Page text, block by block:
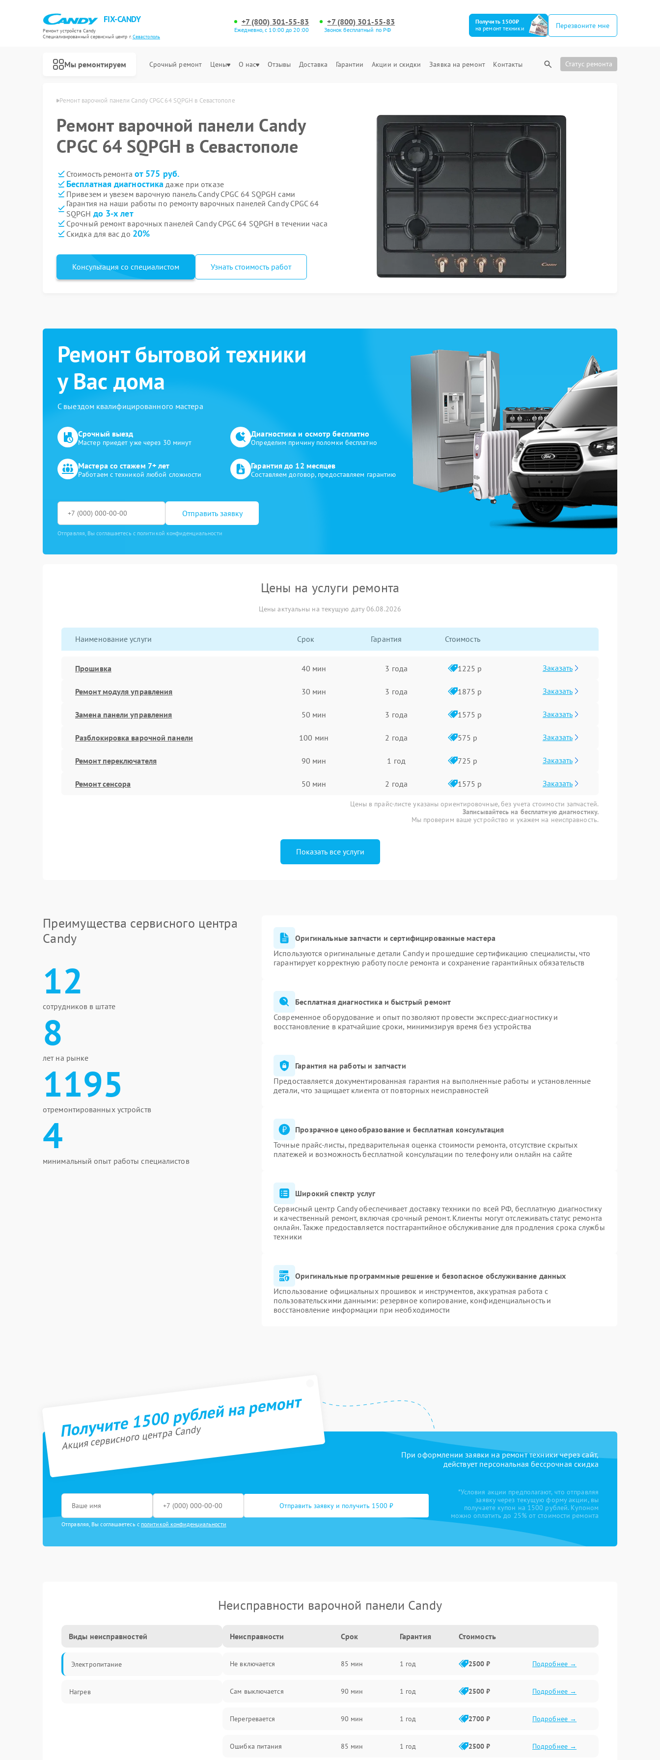
FIX-CANDY
Ремонт устройств Candy
Специализированный cервисный центр г.Севастополь
+7 (800) 301-55-83
Ежедневно, с 10:00 до 20:00
+7 (800) 301-55-83
Звонок бесплатный по РФ
Получить 1500₽
на ремонт техники
Перезвоните мне
Мы ремонтируем Срочный ремонт Цены О нас Отзывы Доставка Гарантии Акции и скидки Заявка на ремонт Контакты Статус ремонта
в Севастополе Ремонт варочной панели Candy CPGC 64 SQPGH в Севастополе
Ремонт варочной панели Candy
CPGC 64 SQPGH в Севастополе
Стоимость ремонта от 575 руб.
Бесплатная диагностика даже при отказе
Привезем и увезем варочную панель Candy CPGC 64 SQPGH сами
Гарантия на наши работы по ремонту варочных панелей Candy CPGC 64
SQPGH до 3-х лет
Срочный ремонт варочных панелей Candy CPGC 64 SQPGH в течении часа
Скидка для вас до 20%
Консультация со специалистом Узнать стоимость работ
Ремонт бытовой техники
у Вас дома
С выездом квалифицированного мастера
Срочный выезд
Мастер приедет уже через 30 минут
Диагностика и осмотр бесплатно
Определим причину поломки бесплатно
Мастера со стажем 7+ лет
Работаем с техникой любой сложности
Гарантия до 12 месяцев
Составляем договор, предоставляем гарантию
Отправить заявку
Отправляя, Вы соглашаетесь с политикой конфиденциальности
Цены на услуги ремонта
Цены актуальны на текущую дату 06.08.2026
Наименование услуги Срок Гарантия Стоимость
Прошивка 40 мин 3 года 1225 р Заказать
Ремонт модуля управления 30 мин 3 года 1875 р Заказать
Замена панели управления 50 мин 3 года 1575 р Заказать
Разблокировка варочной панели 100 мин 2 года 575 р Заказать
Ремонт переключателя 90 мин 1 год 725 р Заказать
Ремонт сенсора 50 мин 2 года 1575 р Заказать
Цены в прайс-листе указаны ориентировочные, без учета стоимости запчастей.
Записывайтесь на бесплатную диагностику.
Мы проверим ваше устройство и укажем на неисправность.
Показать все услуги
Преимущества сервисного центра
Candy
12
сотрудников в штате
8
лет на рынке
1195
отремонтированных устройств
4
минимальный опыт работы специалистов
Оригинальные запчасти и сертифицированные мастера
Используются оригинальные детали Candy и прошедшие сертификацию специалисты, что
гарантирует корректную работу после ремонта и сохранение гарантийных обязательств
Бесплатная диагностика и быстрый ремонт
Современное оборудование и опыт позволяют провести экспресс-диагностику и
восстановление в кратчайшие сроки, минимизируя время без устройства
Гарантия на работы и запчасти
Предоставляется документированная гарантия на выполненные работы и установленные
детали, что защищает клиента от повторных неисправностей
Прозрачное ценообразование и бесплатная консультация
Точные прайс-листы, предварительная оценка стоимости ремонта, отсутствие скрытых
платежей и возможность бесплатной консультации по телефону или онлайн на сайте
Широкий спектр услуг
Сервисный центр Candy обеспечивает доставку техники по всей РФ, бесплатную диагностику
и качественный ремонт, включая срочный ремонт. Клиенты могут отслеживать статус ремонта
онлайн. Также предоставляется постгарантийное обслуживание для продления срока службы
техники
Оригинальные программные решение и безопасное обслуживание данных
Использование официальных прошивок и инструментов, аккуратная работа с
пользовательскими данными: резервное копирование, конфиденциальность и
восстановление информации при необходимости
Получите 1500 рублей на ремонт
Акция сервисного центра Candy
При оформлении заявки на ремонт техники через сайт,
действует персональная бессрочная скидка
Отправить заявку и получить 1500 ₽
Отправляя, Вы соглашаетесь с политикой конфиденциальности
*Условия акции предполагают, что отправляя
заявку через текущую форму акции, вы
получаете купон на 1500 рублей. Купоном
можно оплатить до 25% от стоимости ремонта
Неисправности варочной панели Candy
Виды неисправностей
Электропитание
Нагрев
Неисправности Срок Гарантия Стоимость
Не включается 85 мин 1 год 2500 ₽ Подробнее →
Сам выключается 90 мин 1 год 2500 ₽ Подробнее →
Перегревается 90 мин 1 год 2700 ₽ Подробнее →
Ошибка питания 85 мин 1 год 2500 ₽ Подробнее →